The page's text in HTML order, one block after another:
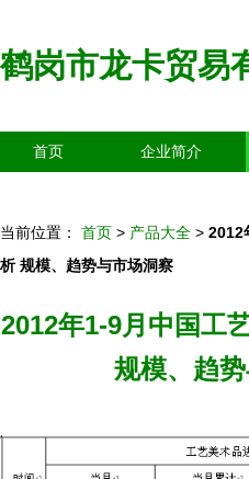
鹤岗市龙卡贸易
首页 企业简介
当前位置： 首页 > 产品大全 > 2012
析 规模、趋势与市场洞察
2012年1-9月中国工
规模、趋